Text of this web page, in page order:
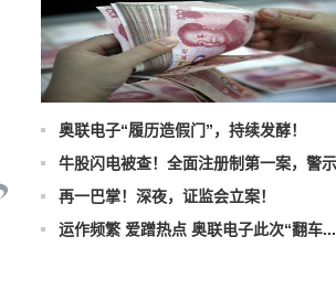
奥联电子“履历造假门”，持续发酵！
牛股闪电被查！全面注册制第一案，警
再一巴掌！深夜，证监会立案！
运作频繁 爱蹭热点 奥联电子此次“翻车...